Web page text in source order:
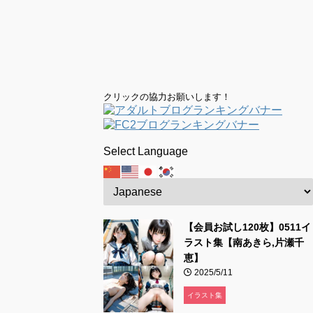
クリックの協力お願いします！
Select Language
【会員お試し120枚】0511イ
ラスト集【南あきら,片瀬千
恵】
2025/5/11
イラスト集